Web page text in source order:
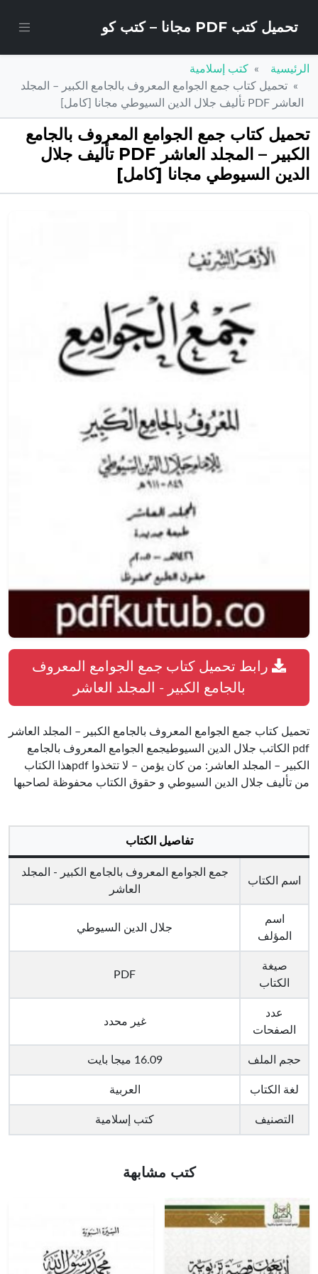
تحميل كتب PDF مجانا – كتب كو
الرئيسية
كتب إسلامية
تحميل كتاب جمع الجوامع المعروف بالجامع الكبير – المجلد
العاشر PDF تأليف جلال الدين السيوطي مجانا [كامل]
تحميل كتاب جمع الجوامع المعروف بالجامع
الكبير – المجلد العاشر PDF تأليف جلال
الدين السيوطي مجانا [كامل]
رابط تحميل كتاب جمع الجوامع المعروف
بالجامع الكبير - المجلد العاشر
تحميل كتاب جمع الجوامع المعروف بالجامع الكبير – المجلد العاشر
pdf الكاتب جلال الدين السيوطيجمع الجوامع المعروف بالجامع
الكبير – المجلد العاشر: من كان يؤمن – لا تتخذوا pdfهذا الكتاب
من تأليف جلال الدين السيوطي و حقوق الكتاب محفوظة لصاحبها
تفاصيل الكتاب
اسم الكتاب
جمع الجوامع المعروف بالجامع الكبير - المجلد
العاشر
اسم
المؤلف
جلال الدين السيوطي
صيغة
الكتاب
PDF
عدد
الصفحات
غير محدد
حجم الملف 16.09 ميجا بايت
لغة الكتاب العربية
التصنيف كتب إسلامية
كتب مشابهة